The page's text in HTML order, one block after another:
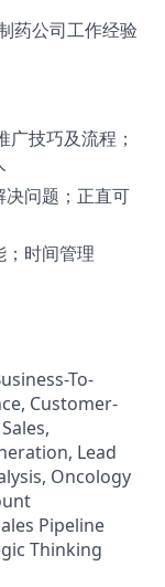
药公司工作经验
技巧及流程；
问题；正直可
时间管理
To-
Customer-
Lead
Oncology
Pipeline
Thinking